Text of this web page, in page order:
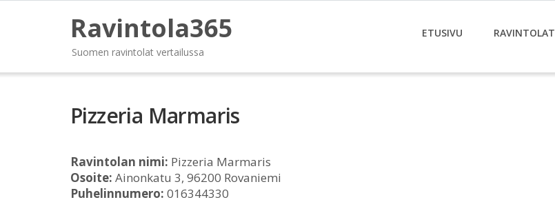
Ravintola365
Suomen ravintolat vertailussa
ETUSIVU RAVINTOLAT
Pizzeria Marmaris
Ravintolan nimi: Pizzeria Marmaris
Osoite: Ainonkatu 3, 96200 Rovaniemi
Puhelinnumero: 016344330